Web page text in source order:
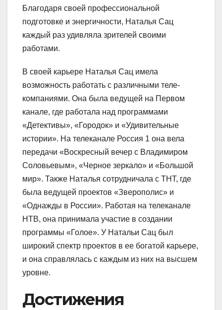
Благодаря своей профессиональной
подготовке и энергичности, Наталья Сац
каждый раз удивляла зрителей своими
работами.
В своей карьере Наталья Сац имела
возможность работать с различными теле-
компаниями. Она была ведущей на Первом
канале, где работала над программами
«Детективы», «Городок» и «Удивительные
истории». На телеканале Россия 1 она вела
передачи «Воскресный вечер с Владимиром
Соловьевым», «Черное зеркало» и «Большой
мир». Также Наталья сотрудничала с ТНТ, где
была ведущей проектов «Зверополис» и
«Однажды в России». Работая на телеканале
НТВ, она принимала участие в создании
программы «Голое». У Натальи Сац был
широкий спектр проектов в ее богатой карьере,
и она справлялась с каждым из них на высшем
уровне.
Достижения